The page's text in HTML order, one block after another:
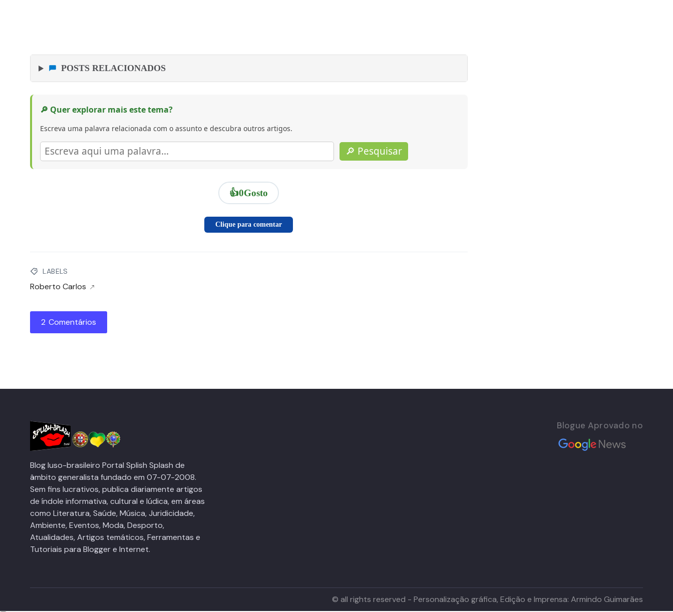
POSTS RELACIONADOS
🔎 Quer explorar mais este tema?
Escreva uma palavra relacionada com o assunto e descubra outros artigos.
🔎 Pesquisar
👍0Gosto
Clique para comentar
LABELS
Roberto Carlos
2 Comentários
Blog luso-brasileiro Portal Splish Splash de
âmbito generalista fundado em 07-07-2008.
Sem fins lucrativos, publica diariamente artigos
de índole informativa, cultural e lúdica, em áreas
como Literatura, Saúde, Música, Juridicidade,
Ambiente, Eventos, Moda, Desporto,
Atualidades, Artigos temáticos, Ferramentas e
Tutoriais para Blogger e Internet.
Blogue Aprovado no
© all rights reserved - Personalização gráfica, Edição e Imprensa: Armindo Guimarães